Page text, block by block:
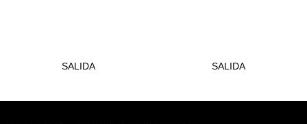
SALIDA SALIDA